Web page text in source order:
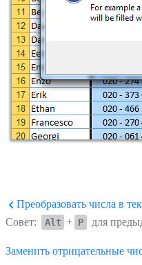
Преобразовать числа в
Совет:
Alt + P для
Заменить отрицательные